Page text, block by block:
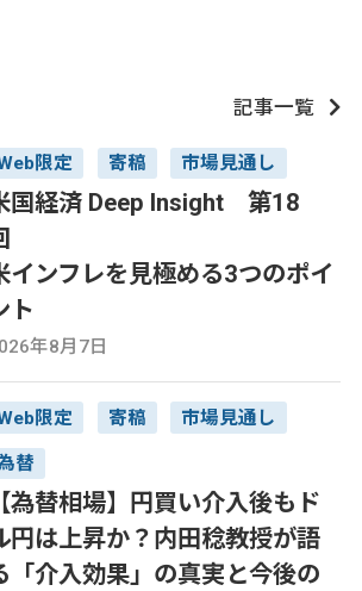
記事一覧
限定 寄稿 市場見通し
国経済 Deep Insight 第18
インフレを見極める3つのポイ
ト
年8月7日
限定 寄稿 市場見通し
替
【為替相場】円買い介入後もド
円は上昇か？内田稔教授が語
「介入効果」の真実と今後の